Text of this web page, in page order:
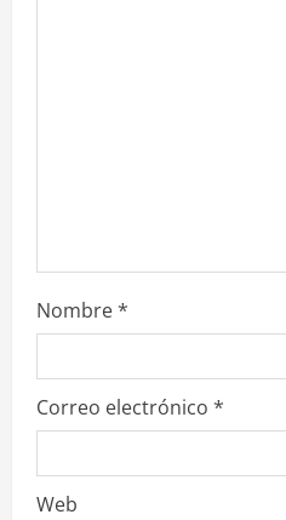
Nombre*
Correo electrónico *
Web